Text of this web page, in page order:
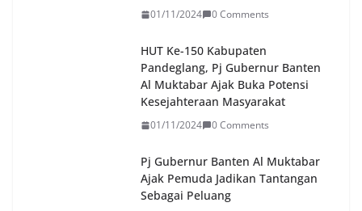
01/11/2024 0 Comments
HUT Ke-150 Kabupaten
Pandeglang, Pj Gubernur Banten
Al Muktabar Ajak Buka Potensi
Kesejahteraan Masyarakat
01/11/2024 0 Comments
Pj Gubernur Banten Al Muktabar
Ajak Pemuda Jadikan Tantangan
Sebagai Peluang